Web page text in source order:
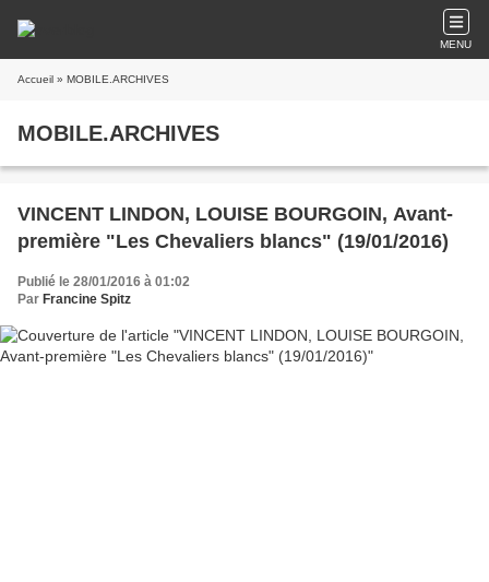
MENU
Accueil » MOBILE.ARCHIVES
MOBILE.ARCHIVES
VINCENT LINDON, LOUISE BOURGOIN, Avant-
première "Les Chevaliers blancs" (19/01/2016)
Publié le 28/01/2016 à 01:02
Par Francine Spitz